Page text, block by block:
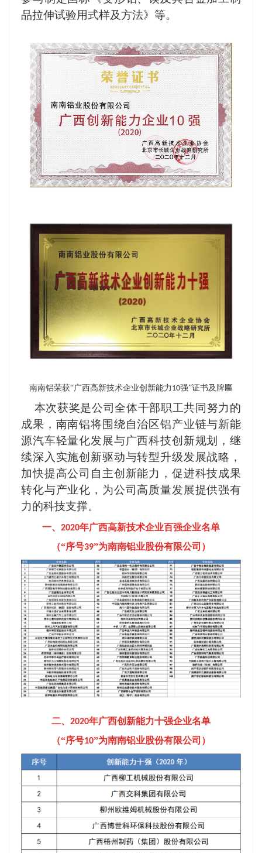
品拉伸试验用式样及方法》等。
南南铝荣获“广西高新技术企业创新能力 10强”证书及牌匾
本次获奖是公司全体干部职工共同努力的
成果，南南铝将围绕自治区铝产业链与新能
源汽车轻量化发展与广西科技创新规划，继
续深入实施创新驱动与转型升级发展战略，
加快提高公司自主创新能力，促进科技成果
转化与产业化，为公司高质量发展提供强有
力的科技支撑。
一、 2020年广西高新技术企业百强企业名单
（“序号39”为南南铝业股份有限公司）
二、 2020年广西创新能力十强企业名单
（“序号10”为南南铝业股份有限公司）